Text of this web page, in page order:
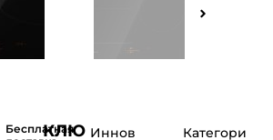
Бесплатная
КЛЮ Иннов
Категори